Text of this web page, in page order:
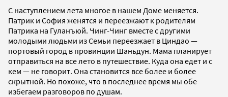
С наступлением лета многое в нашем Доме меняется.
Патрик и София женятся и переезжают к родителям
Патрика на Гуланъюй. Чинг-Чинг вместе с другими
молодыми людьми из Семьи переезжает в Циндао —
портовый город в провинции Шаньдун. Мама планирует
отправиться на все лето в путешествие. Куда она едет и с
кем — не говорит. Она становится все более и более
скрытной. Но похоже, что в последнее время мы обе
избегаем разговоров по душам.